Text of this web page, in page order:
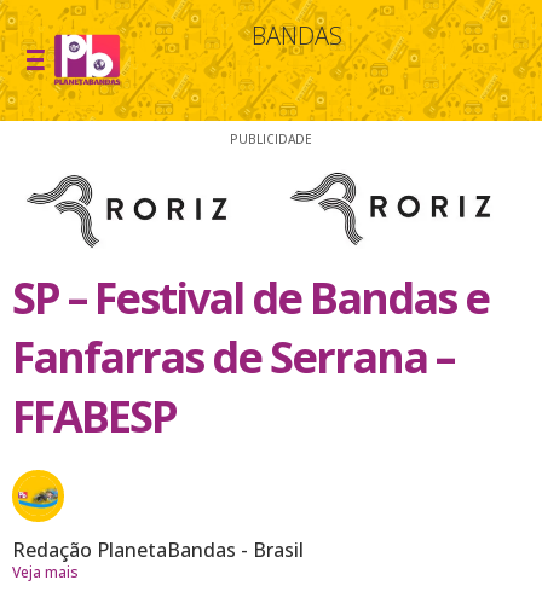
BANDAS
PUBLICIDADE
SP – Festival de Bandas e
Fanfarras de Serrana –
FFABESP
Redação PlanetaBandas - Brasil
Veja mais